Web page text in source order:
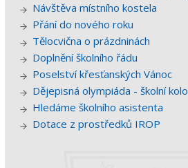
Návštěva místního kostela
Přání do nového roku
Tělocvična o prázdninách
Doplnění školního řádu
Poselství křesťanských Vánoc
Dějepisná olympiáda - školní kolo
Hledáme školního asistenta
Dotace z prostředků IROP